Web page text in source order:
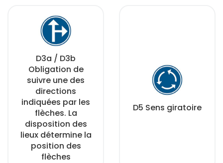
D3a / D3b
Obligation de
suivre une des
directions
indiquées par les
flèches. La
disposition des
lieux détermine la
position des
flèches
D5 Sens giratoire